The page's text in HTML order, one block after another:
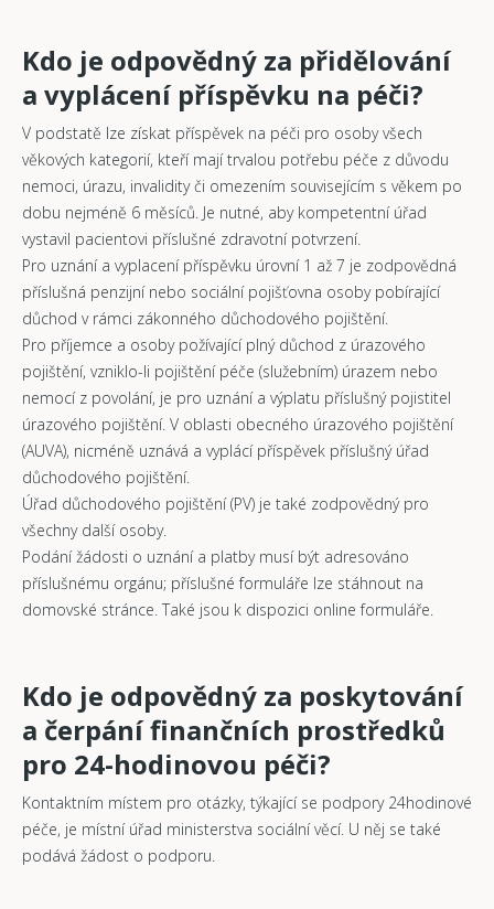
Kdo je odpovědný za přidělování
a vyplácení příspěvku na péči?
V podstatě lze získat příspěvek na péči pro osoby všech
věkových kategorií, kteří mají trvalou potřebu péče z důvodu
nemoci, úrazu, invalidity či omezením souvisejícím s věkem po
dobu nejméně 6 měsíců. Je nutné, aby kompetentní úřad
vystavil pacientovi příslušné zdravotní potvrzení.
Pro uznání a vyplacení příspěvku úrovní 1 až 7 je zodpovědná
příslušná penzijní nebo sociální pojišťovna osoby pobírající
důchod v rámci zákonného důchodového pojištění.
Pro příjemce a osoby požívající plný důchod z úrazového
pojištění, vzniklo-li pojištění péče (služebním) úrazem nebo
nemocí z povolání, je pro uznání a výplatu příslušný pojistitel
úrazového pojištění. V oblasti obecného úrazového pojištění
(AUVA), nicméně uznává a vyplácí příspěvek příslušný úřad
důchodového pojištění.
Úřad důchodového pojištění (PV) je také zodpovědný pro
všechny další osoby.
Podání žádosti o uznání a platby musí být adresováno
příslušnému orgánu; příslušné formuláře lze stáhnout na
domovské stránce. Také jsou k dispozici online formuláře.
Kdo je odpovědný za poskytování
a čerpání finančních prostředků
pro 24-hodinovou péči?
Kontaktním místem pro otázky, týkající se podpory 24hodinové
péče, je místní úřad ministerstva sociální věcí. U něj se také
podává žádost o podporu.